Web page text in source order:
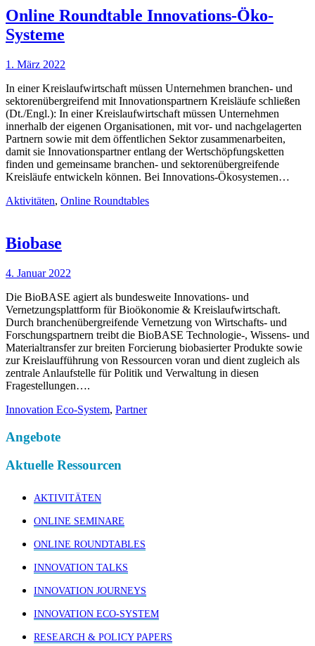
Online Roundtable Innovations-Öko-
Systeme
1. März 2022
In einer Kreislaufwirtschaft müssen Unternehmen branchen- und
sektorenübergreifend mit Innovationspartnern Kreisläufe schließen
(Dt./Engl.): In einer Kreislaufwirtschaft müssen Unternehmen
innerhalb der eigenen Organisationen, mit vor- und nachgelagerten
Partnern sowie mit dem öffentlichen Sektor zusammenarbeiten,
damit sie Innovationspartner entlang der Wertschöpfungsketten
finden und gemeinsame branchen- und sektorenübergreifende
Kreisläufe entwickeln können. Bei Innovations-Ökosystemen…
Aktivitäten, Online Roundtables
Biobase
4. Januar 2022
Die BioBASE agiert als bundesweite Innovations- und
Vernetzungsplattform für Bioökonomie & Kreislaufwirtschaft.
Durch branchenübergreifende Vernetzung von Wirtschafts- und
Forschungspartnern treibt die BioBASE Technologie-, Wissens- und
Materialtransfer zur breiten Forcierung biobasierter Produkte sowie
zur Kreislaufführung von Ressourcen voran und dient zugleich als
zentrale Anlaufstelle für Politik und Verwaltung in diesen
Fragestellungen….
Innovation Eco-System, Partner
Angebote
Aktuelle Ressourcen
AKTIVITÄTEN
ONLINE SEMINARE
ONLINE ROUNDTABLES
INNOVATION TALKS
INNOVATION JOURNEYS
INNOVATION ECO-SYSTEM
RESEARCH & POLICY PAPERS